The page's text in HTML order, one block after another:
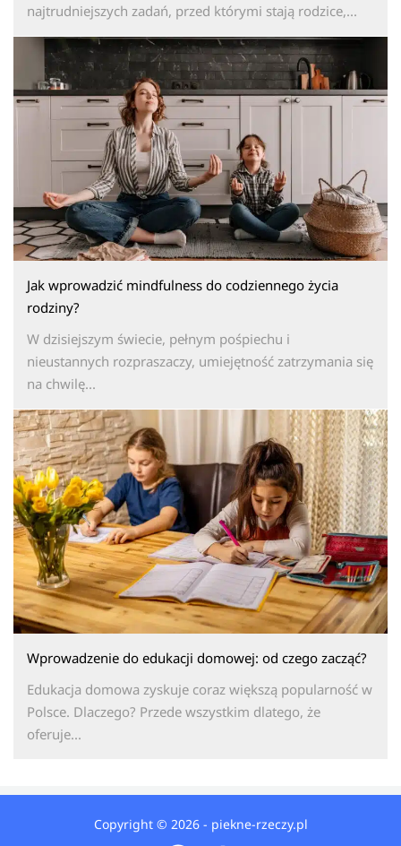
najtrudniejszych zadań, przed którymi stają rodzice,...
Jak wprowadzić mindfulness do codziennego życia
rodziny?
W dzisiejszym świecie, pełnym pośpiechu i
nieustannych rozpraszaczy, umiejętność zatrzymania się
na chwilę...
Wprowadzenie do edukacji domowej: od czego zacząć?
Edukacja domowa zyskuje coraz większą popularność w
Polsce. Dlaczego? Przede wszystkim dlatego, że
oferuje...
Copyright © 2026 - piekne-rzeczy.pl